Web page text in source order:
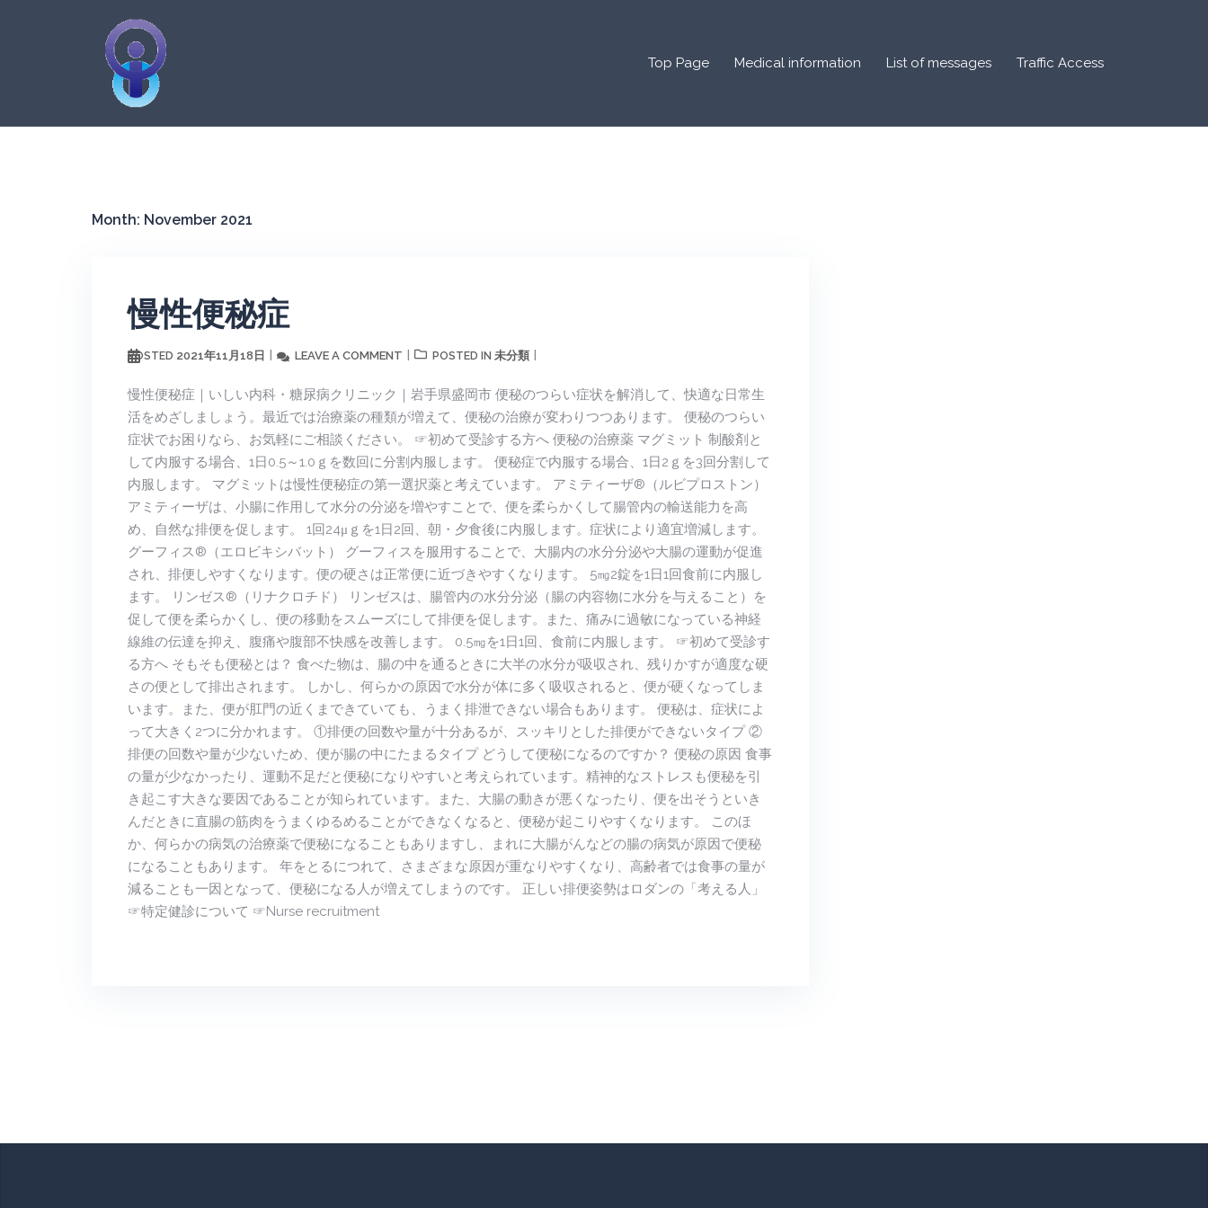
Top Page Medical information List of messages Traffic Access
Month: November 2021
慢性便秘症
POSTED 2021年11月18日 LEAVE A COMMENT POSTED IN 未分類
慢性便秘症｜いしい内科・糖尿病クリニック｜岩手県盛岡市 便秘のつらい症状を解消して、快適な日常生
活をめざしましょう。最近では治療薬の種類が増えて、便秘の治療が変わりつつあります。 便秘のつらい
症状でお困りなら、お気軽にご相談ください。 ☞初めて受診する方へ 便秘の治療薬 マグミット 制酸剤と
して内服する場合、1日0.5～1.0ｇを数回に分割内服します。 便秘症で内服する場合、1日2ｇを3回分割して
内服します。 マグミットは慢性便秘症の第一選択薬と考えています。 アミティーザ®（ルビプロストン）
アミティーザは、小腸に作用して水分の分泌を増やすことで、便を柔らかくして腸管内の輸送能力を高
め、自然な排便を促します。 1回24μｇを1日2回、朝・夕食後に内服します。症状により適宜増減します。
グーフィス®（エロビキシバット） グーフィスを服用することで、大腸内の水分分泌や大腸の運動が促進
され、排便しやすくなります。便の硬さは正常便に近づきやすくなります。 5㎎2錠を1日1回食前に内服し
ます。 リンゼス®（リナクロチド） リンゼスは、腸管内の水分分泌（腸の内容物に水分を与えること）を
促して便を柔らかくし、便の移動をスムーズにして排便を促します。また、痛みに過敏になっている神経
線維の伝達を抑え、腹痛や腹部不快感を改善します。 0.5㎎を1日1回、食前に内服します。 ☞初めて受診す
る方へ そもそも便秘とは？ 食べた物は、腸の中を通るときに大半の水分が吸収され、残りかすが適度な硬
さの便として排出されます。 しかし、何らかの原因で水分が体に多く吸収されると、便が硬くなってしま
います。また、便が肛門の近くまできていても、うまく排泄できない場合もあります。 便秘は、症状によ
って大きく2つに分かれます。 ①排便の回数や量が十分あるが、スッキリとした排便ができないタイプ ②
排便の回数や量が少ないため、便が腸の中にたまるタイプ どうして便秘になるのですか？ 便秘の原因 食事
の量が少なかったり、運動不足だと便秘になりやすいと考えられています。精神的なストレスも便秘を引
き起こす大きな要因であることが知られています。また、大腸の動きが悪くなったり、便を出そうといき
んだときに直腸の筋肉をうまくゆるめることができなくなると、便秘が起こりやすくなります。 このほ
か、何らかの病気の治療薬で便秘になることもありますし、まれに大腸がんなどの腸の病気が原因で便秘
になることもあります。 年をとるにつれて、さまざまな原因が重なりやすくなり、高齢者では食事の量が
減ることも一因となって、便秘になる人が増えてしまうのです。 正しい排便姿勢はロダンの「考える人」
☞特定健診について ☞Nurse recruitment